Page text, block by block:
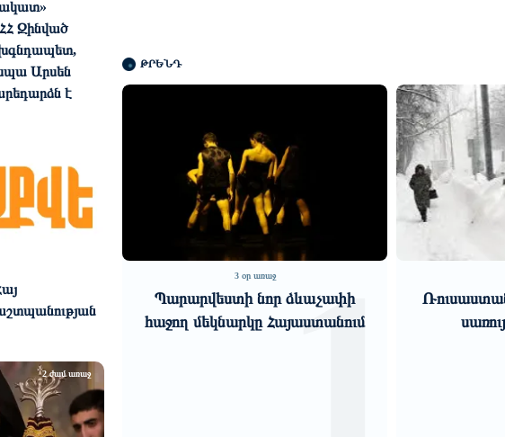
Զինված
Արսեն
է
2 ժամ առաջ
ԹՐԵՆԴ
ձևաչափի
Հայաստանում
1 7 օր առաջ
Ռուսաստանում կսկսեն ձյան և
սառույցի մակնշումը2
խաղը․